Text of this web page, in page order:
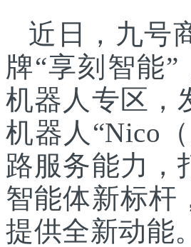
近日，九号
牌“享刻智能
机器人专区，
机器人“Nico
路服务能力，
智能体新标杆
提供全新动能。